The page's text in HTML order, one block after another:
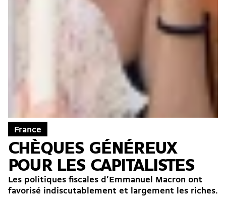
France
CHÈQUES GÉNÉREUX
POUR LES CAPITALISTES
Les politiques fiscales d’Emmanuel Macron ont
favorisé indiscutablement et largement les riches.